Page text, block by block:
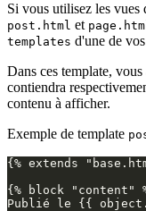
Si vous utilisez les vues
post.html et
templates d'une de
Dans ces template,
contiendra
contenu à afficher.
Exemple de template
{% extends
{% block "content"
Publié le {{